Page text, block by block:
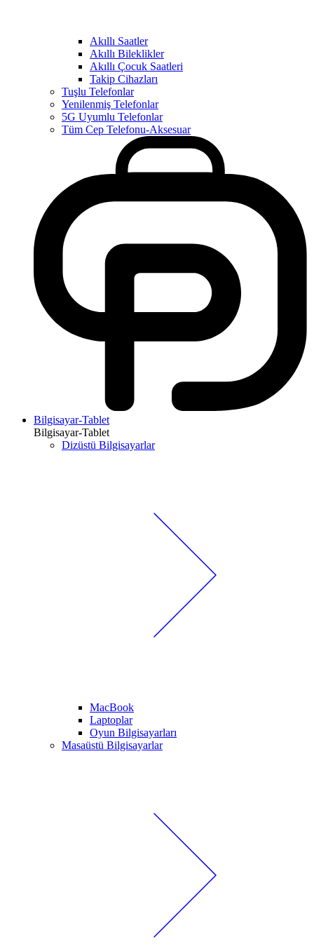
Akıllı Saatler
Akıllı Bileklikler
Akıllı Çocuk Saatleri
Takip Cihazları
Tuşlu Telefonlar
Yenilenmiş Telefonlar
5G Uyumlu Telefonlar
Tüm Cep Telefonu-Aksesuar
Bilgisayar-Tablet
Bilgisayar-Tablet
Dizüstü Bilgisayarlar
MacBook
Laptoplar
Oyun Bilgisayarları
Masaüstü Bilgisayarlar